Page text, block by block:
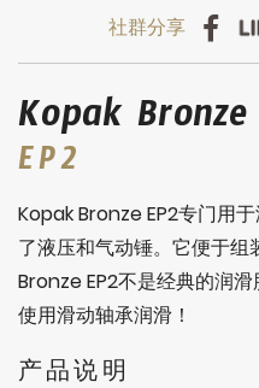
Kopak Bronze
EP2
Kopak Bronze EP2专门用
了液压和气动锤。它便于
Bronze EP2不是经典的润
使用滑动轴承润滑！
产品说明